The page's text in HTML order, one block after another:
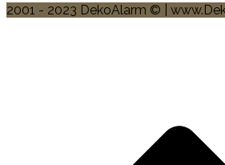
2001 - 2023 DekoAlarm © |